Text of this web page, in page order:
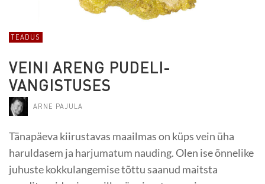
TEADUS
VEINI ARENG PUDELI­
VANGISTUSES
ARNE PAJULA
Tänapäeva kiirustavas maailmas on küps vein üha
haruldasem ja harjumatum nauding. Olen ise õnnelike
juhuste kokkulangemise tõttu saanud maitsta